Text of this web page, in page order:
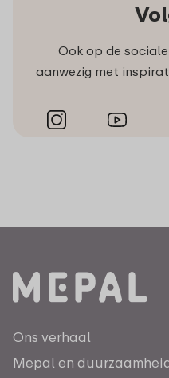
Ook op de
aanwezig met
Ons verhaal
Mepal en